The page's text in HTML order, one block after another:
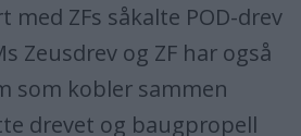
med ZFs såkalte POD-drev
Zeusdrev og ZF har også
som kobler sammen
drevet og baugpropell